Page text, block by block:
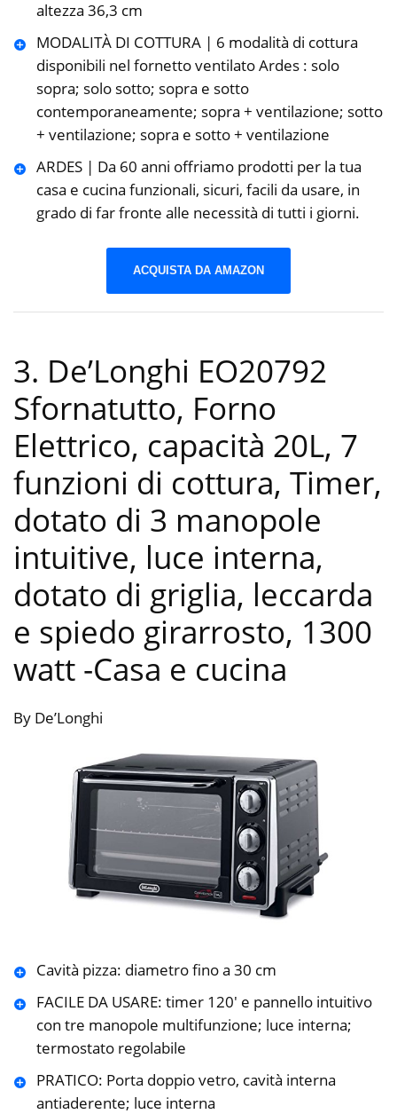
altezza 36,3 cm
MODALITÀ DI COTTURA | 6 modalità di cottura
disponibili nel fornetto ventilato Ardes : solo
sopra; solo sotto; sopra e sotto
contemporaneamente; sopra + ventilazione; sotto
+ ventilazione; sopra e sotto + ventilazione
ARDES | Da 60 anni offriamo prodotti per la tua
casa e cucina funzionali, sicuri, facili da usare, in
grado di far fronte alle necessità di tutti i giorni.
ACQUISTA DA AMAZON
3. De’Longhi EO20792
Sfornatutto, Forno
Elettrico, capacità 20L, 7
funzioni di cottura, Timer,
dotato di 3 manopole
intuitive, luce interna,
dotato di griglia, leccarda
e spiedo girarrosto, 1300
watt -Casa e cucina
By De’Longhi
Cavità pizza: diametro fino a 30 cm
FACILE DA USARE: timer 120′ e pannello intuitivo
con tre manopole multifunzione; luce interna;
termostato regolabile
PRATICO: Porta doppio vetro, cavità interna
antiaderente; luce interna